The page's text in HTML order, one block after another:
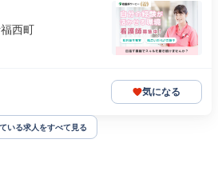
西町
気になる
いる求人をすべて見る